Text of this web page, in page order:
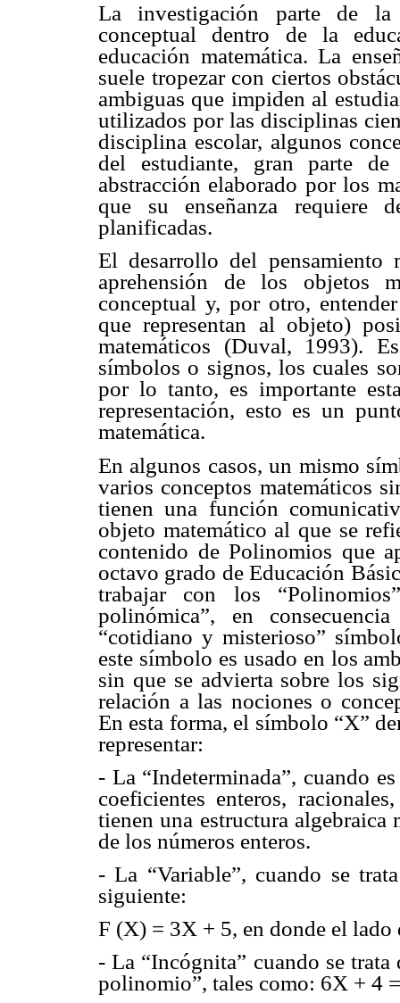
La investigación parte de la
conceptual dentro de la
educación matemática. La
suele tropezar con ciertos
ambiguas que impiden al
utilizados por las disciplinas
disciplina escolar, algunos
del estudiante, gran parte
abstracción elaborado por los
que su enseñanza requiere
planificadas.
El desarrollo del pensamiento
aprehensión de los objetos
conceptual y, por otro,
que representan al objeto)
matemáticos (Duval, 1993).
símbolos o signos, los cuales
por lo tanto, es importante
representación, esto es un
matemática.
En algunos casos, un mismo
varios conceptos matemáticos
tienen una función
objeto matemático al que se
contenido de Polinomios que
octavo grado de Educación
trabajar con los
polinómica”, en
“cotidiano y misterioso”
este símbolo es usado en los
sin que se advierta sobre los
relación a las nociones o
En esta forma, el símbolo “X”
representar:
- La “Indeterminada”, cuando
coeficientes enteros,
tienen una estructura
de los números enteros.
- La “Variable”, cuando se
siguiente:
F (X) = 3X + 5, en donde el
- La “Incógnita” cuando se
polinomio”, tales como: 6X + 4